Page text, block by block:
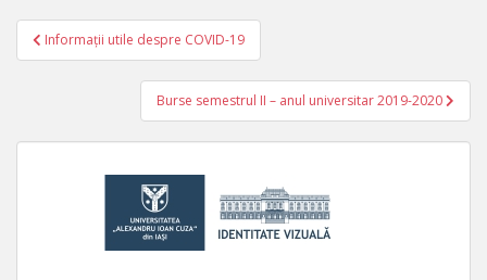
Navigare în articole
Informații utile despre COVID-19
Burse semestrul II – anul universitar 2019-2020